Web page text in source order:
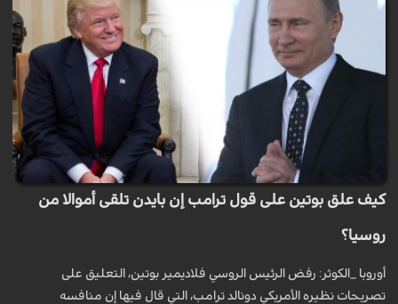
كيف علق بوتين على قول ترامب إن بايدن تلقى أموالا من
روسيا؟
أوروبا _الكوثر: رفض الرئيس الروسي فلاديمير بوتين، التعليق على
تصريحات نظيره الأمريكي دونالد ترامب، التي قال فيها إن منافسه